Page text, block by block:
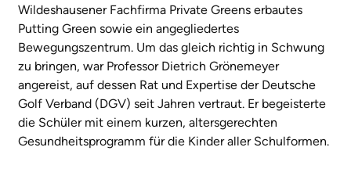
Wildeshausener Fachfirma Private Greens erbautes
Putting Green sowie ein angegliedertes
Bewegungszentrum. Um das gleich richtig in Schwung
zu bringen, war Professor Dietrich Grönemeyer
angereist, auf dessen Rat und Expertise der Deutsche
Golf Verband (DGV) seit Jahren vertraut. Er begeisterte
die Schüler mit einem kurzen, altersgerechten
Gesundheitsprogramm für die Kinder aller Schulformen.